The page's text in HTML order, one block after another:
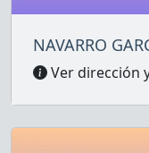
NAVARRO
Ver dirección